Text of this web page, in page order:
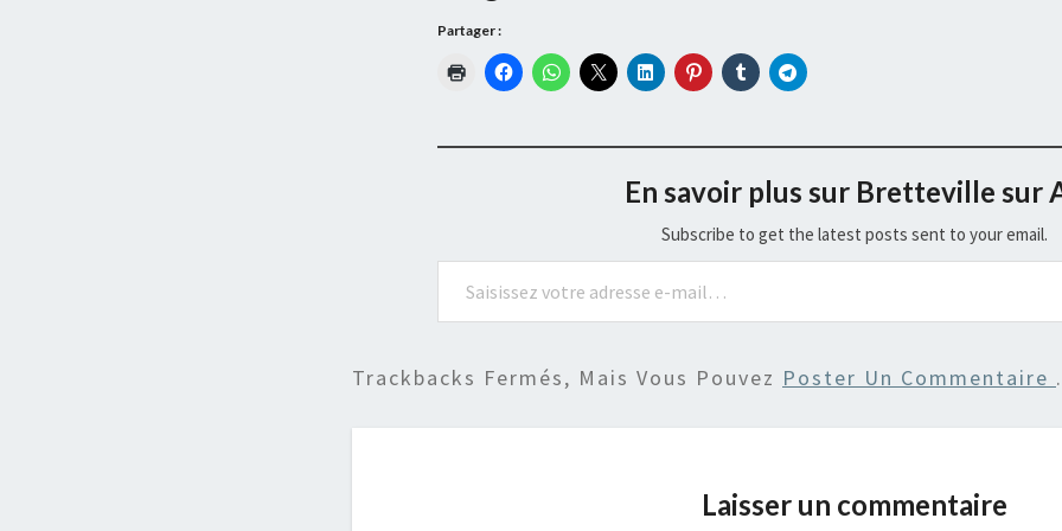
Partager :
En savoir plus sur Bretteville sur
Subscribe to get the latest posts sent to your email.
Saisissez votre adresse e-mail…
Trackbacks Fermés, Mais Vous Pouvez Poster Un Commentaire .
Laisser un commentaire